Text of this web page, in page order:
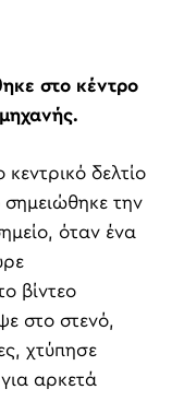
στο κέντρο
δελτίο
σημειώθηκε την
όταν ένα
βίντεο
στο στενό,
χτύπησε
αρκετά